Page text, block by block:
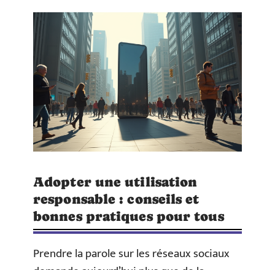
Adopter une utilisation
responsable : conseils et
bonnes pratiques pour tous
Prendre la parole sur les réseaux sociaux